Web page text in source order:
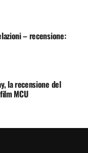
– recensione:
la recensione del
MCU